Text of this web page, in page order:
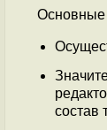
Основные
состав